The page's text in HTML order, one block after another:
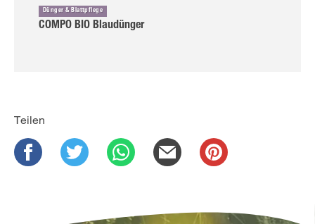
Dünger & Blattpflege
COMPO BIO Blaudünger
Teilen